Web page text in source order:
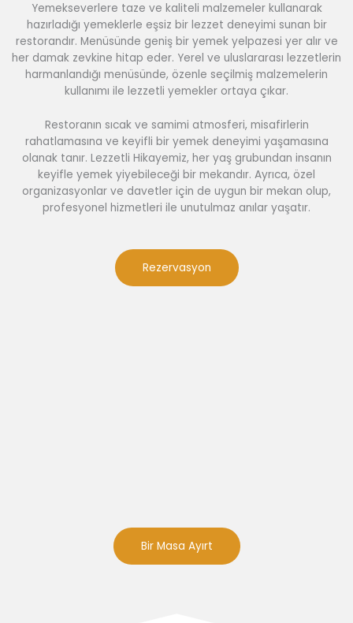
Yemekseverlere taze ve kaliteli malzemeler kullanarak
hazırladığı yemeklerle eşsiz bir lezzet deneyimi sunan bir
restorandır. Menüsünde geniş bir yemek yelpazesi yer alır ve
her damak zevkine hitap eder. Yerel ve uluslararası lezzetlerin
harmanlandığı menüsünde, özenle seçilmiş malzemelerin
kullanımı ile lezzetli yemekler ortaya çıkar.
Restoranın sıcak ve samimi atmosferi, misafirlerin
rahatlamasına ve keyifli bir yemek deneyimi yaşamasına
olanak tanır. Lezzetli Hikayemiz, her yaş grubundan insanın
keyifle yemek yiyebileceği bir mekandır. Ayrıca, özel
organizasyonlar ve davetler için de uygun bir mekan olup,
profesyonel hizmetleri ile unutulmaz anılar yaşatır.
Rezervasyon
Bir Masa Ayırt